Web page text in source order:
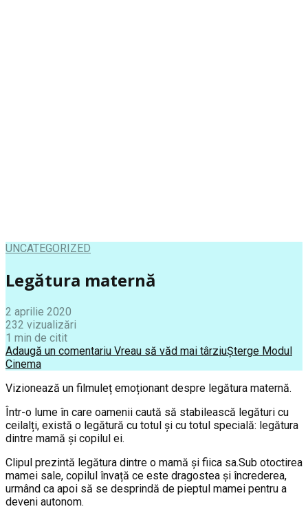
UNCATEGORIZED
Legătura maternă
2 aprilie 2020
232 vizualizări
1 min de citit
Adaugă un comentariu Vreau să văd mai târziuȘterge Modul
Cinema
Vizionează un filmuleț emoționant despre legătura maternă.
Într-o lume în care oamenii caută să stabilească legături cu
ceilalți, există o legătură cu totul și cu totul specială: legătura
dintre mamă și copilul ei.
Clipul prezintă legătura dintre o mamă și fiica sa.Sub otoctirea
mamei sale, copilul învață ce este dragostea și încrederea,
urmând ca apoi să se desprindă de pieptul mamei pentru a
deveni autonom.